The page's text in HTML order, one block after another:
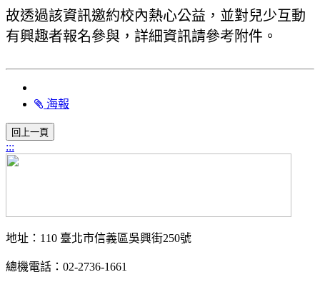
故透過該資訊邀約校內熱心公益，並對兒少互動
有興趣者報名參與，詳細資訊請參考附件。
海報
:::
地址：110 臺北市信義區吳興街250號
總機電話：02-2736-1661